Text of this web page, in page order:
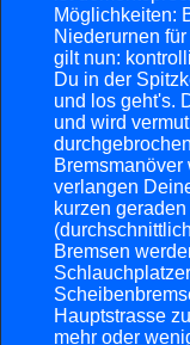
Möglichkeiten:
Niederurnen
gilt nun:
Du in der
und los geht's.
und wird
verlangen
kurzen
Bremsen
Hauptstrasse
mehr oder